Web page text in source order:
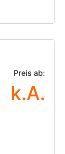
Preis ab:
k.A.